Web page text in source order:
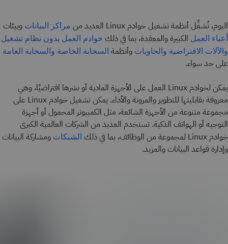
اليوم، تُشغِّل أنظمة تشغيل خوادم Linux العديد من مراكز البيانات وبيئات
أعباء العمل الكبيرة والمعقدة، بما في ذلك خوادم العمل بدون نظام تشغيل
والآلات الافتراضية والحاويات وأنظمة السحابة الخاصة والسحابة العامة
على حد سواء.
يمكن لخوادم Linux العمل على الأجهزة المادية أو نشرها افتراضيًا، وهي
معروفة بقابليتها للتطوير والمرونة والأداء. يمكن تشغيل خوادم Linux على
مجموعة متنوعة من الأجهزة الشائعة، مثل الكمبيوتر المحمول أو أجهزة
التوجيه أو الهواتف الذكية. تستخدم العديد من الشركات العالمية الكبرى
خوادم Linux لمجموعة من الوظائف، بما في ذلك
الشبكات ومشاركة البيانات
وإدارة قواعد البيانات والمزيد.